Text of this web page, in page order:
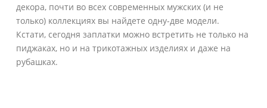
декора, почти во всех современных мужских (и не
только) коллекциях вы найдете одну-две модели.
Кстати, сегодня заплатки можно встретить не только на
пиджаках, но и на трикотажных изделиях и даже на
рубашках.